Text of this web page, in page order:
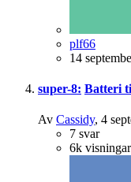
plf66
14
super-8: Batteri
Av Cassidy, 4
7 svar
6k visningar